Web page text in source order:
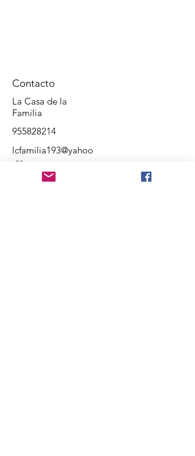
Contacto
La Casa de la
Familia
955828214
lcfamilia193@yahoo
.es